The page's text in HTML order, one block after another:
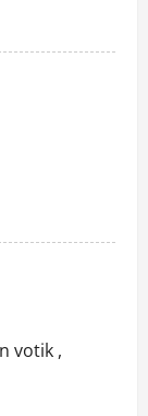
votik ,